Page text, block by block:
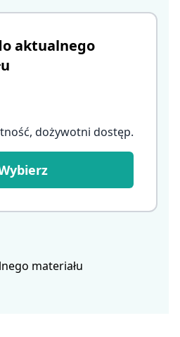
aktualnego
dożywotni dostęp.
materiału